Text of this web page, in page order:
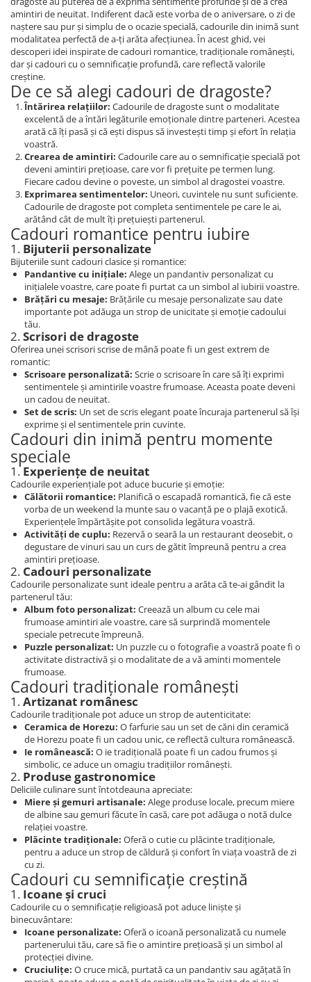
amintiri de neuitat. Indiferent dacă este vorba de o aniversare, o zi de
naștere sau pur și simplu de o ocazie specială, cadourile din inimă sunt
modalitatea perfectă de a-ți arăta afecțiunea. În acest ghid, vei
descoperi idei inspirate de cadouri romantice, tradiționale românești,
dar și cadouri cu o semnificație profundă, care reflectă valorile
creștine.
De ce să alegi cadouri de dragoste?
Întărirea relațiilor: Cadourile de dragoste sunt o modalitate
excelentă de a întări legăturile emoționale dintre parteneri. Acestea
arată că îți pasă și că ești dispus să investești timp și efort în relația
voastră.
Crearea de amintiri: Cadourile care au o semnificație specială pot
deveni amintiri prețioase, care vor fi prețuite pe termen lung.
Fiecare cadou devine o poveste, un simbol al dragostei voastre.
Exprimarea sentimentelor: Uneori, cuvintele nu sunt suficiente.
Cadourile de dragoste pot completa sentimentele pe care le ai,
arătând cât de mult îți prețuiești partenerul.
Cadouri romantice pentru iubire
1. Bijuterii personalizate
Bijuteriile sunt cadouri clasice și romantice:
Pandantive cu inițiale: Alege un pandantiv personalizat cu
inițialele voastre, care poate fi purtat ca un simbol al iubirii voastre.
Brățări cu mesaje: Brățările cu mesaje personalizate sau date
importante pot adăuga un strop de unicitate și emoție cadoului
tău.
2.Scrisori de dragoste
Oferirea unei scrisori scrise de mână poate fi un gest extrem de
romantic:
Scrisoare personalizată: Scrie o scrisoare în care să îți exprimi
sentimentele și amintirile voastre frumoase. Aceasta poate deveni
un cadou de neuitat.
Set de scris: Un set de scris elegant poate încuraja partenerul să își
exprime și el sentimentele prin cuvinte.
Cadouri din inimă pentru momente
speciale
1.Experiențe de neuitat
Cadourile experiențiale pot aduce bucurie și emoție:
Călătorii romantice: Planifică o escapadă romantică, fie că este
vorba de un weekend la munte sau o vacanță pe o plajă exotică.
Experiențele împărtășite pot consolida legătura voastră.
Activități de cuplu: Rezervă o seară la un restaurant deosebit, o
degustare de vinuri sau un curs de gătit împreună pentru a crea
amintiri prețioase.
2. Cadouri personalizate
Cadourile personalizate sunt ideale pentru a arăta că te-ai gândit la
partenerul tău:
Album foto personalizat: Creează un album cu cele mai
frumoase amintiri ale voastre, care să surprindă momentele
speciale petrecute împreună.
Puzzle personalizat: Un puzzle cu o fotografie a voastră poate fi o
activitate distractivă și o modalitate de a vă aminti momentele
frumoase.
Cadouri tradiționale românești
1.Artizanat românesc
Cadourile tradiționale pot aduce un strop de autenticitate:
Ceramica de Horezu: O farfurie sau un set de căni din ceramică
de Horezu poate fi un cadou unic, ce reflectă cultura românească.
Ie românească: O ie tradițională poate fi un cadou frumos și
simbolic, ce aduce un omagiu tradițiilor românești.
2. Produse gastronomice
Deliciile culinare sunt întotdeauna apreciate:
Miere și gemuri artisanale: Alege produse locale, precum miere
de albine sau gemuri făcute în casă, care pot adăuga o notă dulce
relației voastre.
Plăcinte tradiționale: Oferă o cutie cu plăcinte tradiționale,
pentru a aduce un strop de căldură și confort în viața voastră de zi
cu zi.
Cadouri cu semnificație creștină
1. Icoane și cruci
Cadourile cu o semnificație religioasă pot aduce liniște și
binecuvântare:
Icoane personalizate: Oferă o icoană personalizată cu numele
partenerului tău, care să fie o amintire prețioasă și un simbol al
protecției divine.
Cruciulițe: O cruce mică, purtată ca un pandantiv sau agățată în